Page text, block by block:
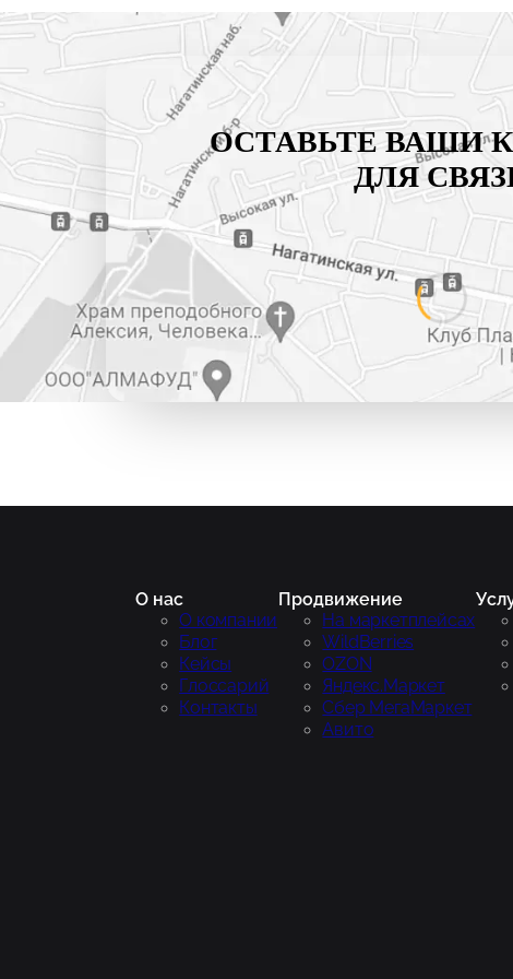
ОСТАВЬТЕ ВАШИ
ДЛЯ
О нас
О компании
Блог
Кейсы
Глоссарий
Контакты
Продвижение
На маркетплейсах
WildBerries
OZON
Яндекс.Маркет
Сбер МегаМаркет
Авито